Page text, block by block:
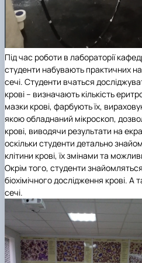
Під час роботи в лабораторії
студенти набувають практичних
сечі. Студенти вчаться
крові – визначають кількість
мазки крові, фарбують їх,
якою обладнаний мікроскоп,
крові, виводячи результати на
оскільки студенти детально
клітини крові, їх змінами та
Окрім того, студенти
біохімічного дослідження крові.
сечі.